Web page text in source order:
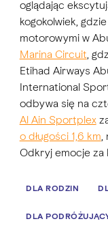
oglądając
kogokolwiek,
motorowymi w
Marina Circuit,
Etihad Airways
International
odbywa się na
Al Ain Sportplex
o długości 1,6 km
Odkryj emocje za
DLA RODZIN
DLA